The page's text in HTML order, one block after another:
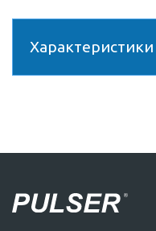
Характеристики